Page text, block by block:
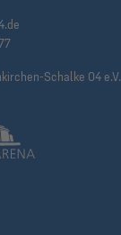
Schalke 04 e.V.